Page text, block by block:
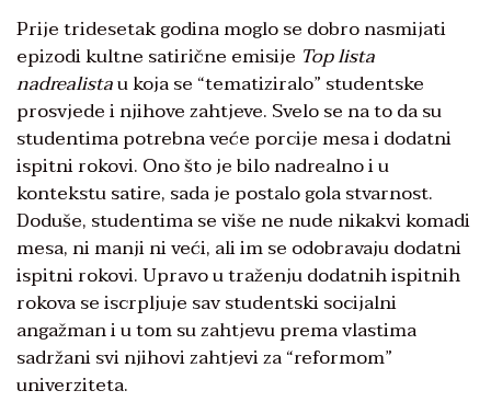
Prije tridesetak godina moglo se dobro nasmijati
epizodi kultne satirične emisije Top lista
nadrealistau koja se “tematiziralo” studentske
prosvjede i njihove zahtjeve. Svelo se na to da su
studentima potrebna veće porcije mesa i dodatni
ispitni rokovi. Ono što je bilo nadrealno i u
kontekstu satire, sada je postalo gola stvarnost.
Doduše, studentima se više ne nude nikakvi komadi
mesa, ni manji ni veći, ali im se odobravaju dodatni
ispitni rokovi. Upravo u traženju dodatnih ispitnih
rokova se iscrpljuje sav studentski socijalni
angažman i u tom su zahtjevu prema vlastima
sadržani svi njihovi zahtjevi za “reformom”
univerziteta.